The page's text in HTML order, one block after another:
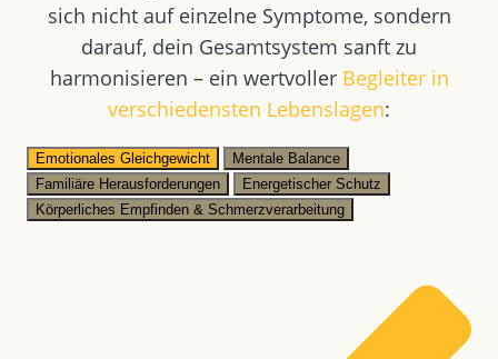
sich nicht auf einzelne Symptome, sondern
darauf, dein Gesamtsystem sanft zu
harmonisieren – ein wertvoller Begleiter in
verschiedensten Lebenslagen:
Emotionales Gleichgewicht
Mentale Balance
Familiäre Herausforderungen
Energetischer Schutz
Körperliches Empfinden & Schmerzverarbeitung